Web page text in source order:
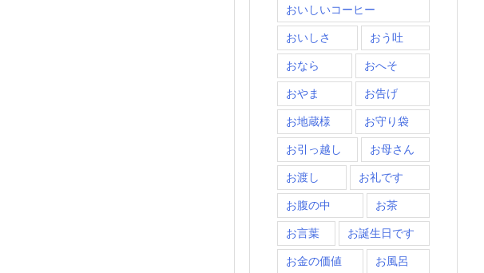
おいしいコーヒー
おいしさ おう吐
おなら おへそ
おやま お告げ
お地蔵様 お守り袋
お引っ越し お母さん
お渡し お礼です
お腹の中 お茶
お言葉 お誕生日です
お金の価値 お風呂